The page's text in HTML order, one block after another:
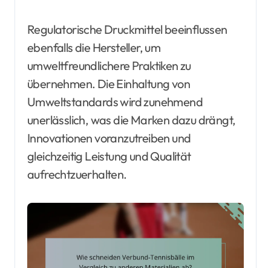
Regulatorische Druckmittel beeinflussen
ebenfalls die Hersteller, um
umweltfreundlichere Praktiken zu
übernehmen. Die Einhaltung von
Umweltstandards wird zunehmend
unerlässlich, was die Marken dazu drängt,
Innovationen voranzutreiben und
gleichzeitig Leistung und Qualität
aufrechtzuerhalten.